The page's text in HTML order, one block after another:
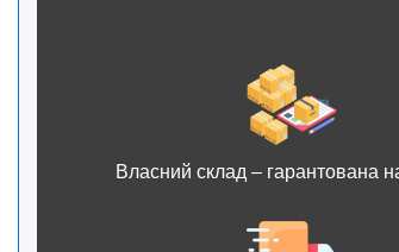
Власний склад – гарантована